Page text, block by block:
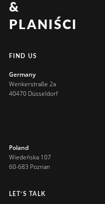
&
PLANIŚCI
FIND US
Germany
Wenkerstraße 2a
40470 Düsseldorf
Poland
Wiedeńska 107
60-683 Poznan
LET’S TALK